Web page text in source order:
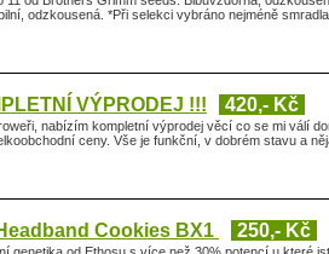
odzkousená. *Při selekci vybráno nejméně
VÝPRODEJ !!! 420,- Kč
nabízím kompletní výprodej věcí co se mi válí
ceny. Vše je funkční, v dobrém stavu a
Cookies BX1 250,- Kč